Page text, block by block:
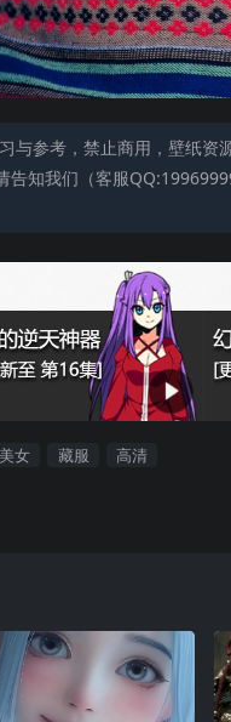
与参考，禁止商用，壁纸
告知我们（客服
美女 藏服 高清